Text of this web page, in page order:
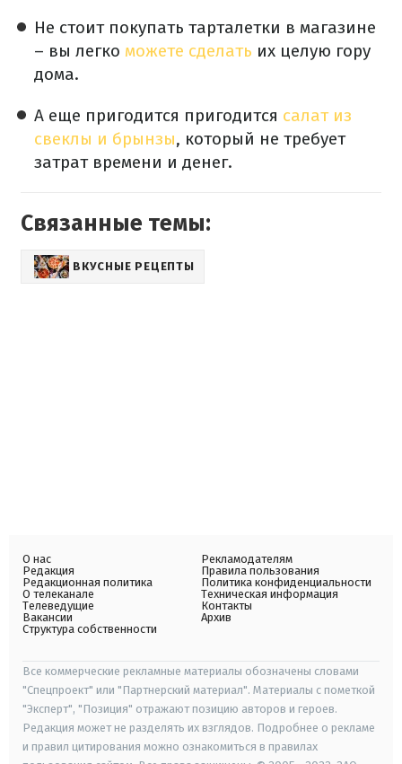
Не стоит покупать тарталетки в магазине
– вы легко можете сделать их целую гору
дома.
А еще пригодится пригодится салат из
свеклы и брынзы, который не требует
затрат времени и денег.
Связанные темы:
ВКУСНЫЕ РЕЦЕПТЫ
О нас
Редакция
Редакционная политика
О телеканале
Телеведущие
Вакансии
Структура собственности
Рекламодателям
Правила пользования
Политика конфиденциальности
Техническая информация
Контакты
Архив
Все коммерческие рекламные материалы обозначены словами
"Спецпроект" или "Партнерский материал". Материалы с пометкой
"Эксперт", "Позиция" отражают позицию авторов и героев.
Редакция может не разделять их взглядов. Подробнее о рекламе
и правил цитирования можно ознакомиться в правилах